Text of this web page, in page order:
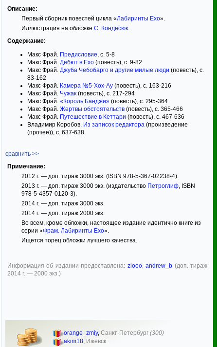
Описание:
Первый сборник повестей цикла «Лабиринты Ехо».
Иллюстрация на обложке С. Кондесюк.
Содержание:
Макс Фрай. Предисловие, с. 5-8
Макс Фрай. Дебют в Eхо (повесть), с. 9-82
Макс Фрай. Джуба Чебобарго и другие милые люди (повесть), с.
83-162
Макс Фрай. Камера №5-Хох-Ау (повесть), с. 163-216
Макс Фрай. Чужак (повесть), с. 217-294
Макс Фрай. «Король Банджи» (повесть), с. 295-364
Макс Фрай. Жертвы обстоятельств (повесть), с. 365-466
Макс Фрай. Путешествие в Кеттари (повесть), с. 467-636
Владимир Коробов. Из записок редактора (произведение
(прочее)), с. 637-638
сравнить >>
Примечание:
2012 г. — доп. тираж 3000 экз. (ISBN 978-5-367-02238-4).
2013 г. — доп. тираж 3000 экз. (издательство Петроглиф, ISBN
978-5-4357-0120-3).
2014 г. — доп. тираж 3000 экз.
2014 г. — доп. тираж 2000 экз.
Во всем, кроме обложки, настоящее издание идентично книге из
серии «Фрам. Лабиринты Ехо».
Ищется торец обложки лучшего качества.
Информация об издании предоставлена: zlooo,andrew_b (доп. тираж
2014 г. — 2000 экз.)
orange_zmiy, Санкт-Петербург (300)
akim18, Ижевск